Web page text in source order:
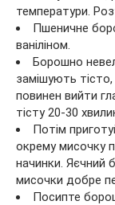
температури.
Пшеничне
ваніліном.
Борошно
замішують
повинен вийти
тісту 20-30
Потім
окрему мисочку
начинки. Яєчний
мисочки добре
Посипте